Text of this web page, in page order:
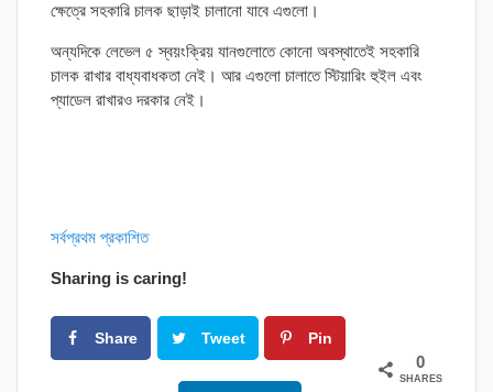
ক্ষেত্রে সহকারি চালক ছাড়াই চালানো যাবে এগুলো।
অন্যদিকে লেভেল ৫ স্বয়ংক্রিয় যানগুলোতে কোনো অবস্থাতেই সহকারি
চালক রাখার বাধ্যবাধকতা নেই। আর এগুলো চালাতে স্টিয়ারিং হুইল এবং
প্যাডেল রাখারও দরকার নেই।
সর্বপ্রথম প্রকাশিত
Sharing is caring!
Share Tweet Pin
0
SHARES